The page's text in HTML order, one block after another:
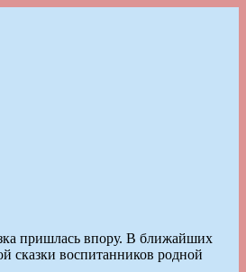
пришлась впору. В ближайших
сказки воспитанников родной